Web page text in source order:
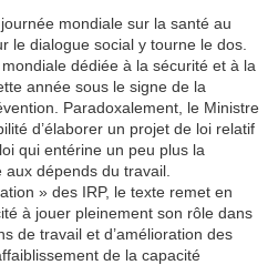
mondiale sur la santé au
le dialogue social y tourne le dos.
dédiée à la sécurité et à la
année sous le signe de la
Paradoxalement, le Ministre
d’élaborer un projet de loi relatif
qui entérine un peu plus la
aux dépends du travail.
» des IRP, le texte remet en
à jouer pleinement son rôle dans
de travail et d’amélioration des
de la capacité